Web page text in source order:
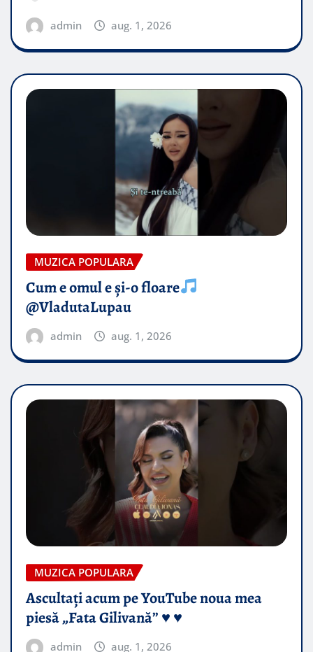
admin aug. 1, 2026
MUZICA POPULARA
Cum e omul e și-o floare
@VladutaLupau
admin aug. 1, 2026
MUZICA POPULARA
Ascultați acum pe YouTube noua mea
piesă „Fata Gilivană” ♥️ ♥️
admin aug. 1, 2026